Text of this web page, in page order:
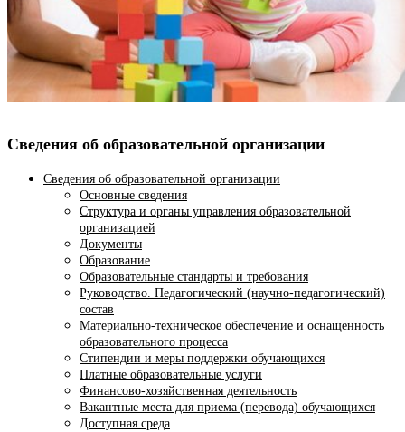
Сведения об образовательной организации
Сведения об образовательной организации
Основные сведения
Структура и органы управления образовательной
организацией
Документы
Образование
Образовательные стандарты и требования
Руководство. Педагогический (научно-педагогический)
состав
Материально-техническое обеспечение и оснащенность
образовательного процесса
Стипендии и меры поддержки обучающихся
Платные образовательные услуги
Финансово-хозяйственная деятельность
Вакантные места для приема (перевода) обучающихся
Доступная среда